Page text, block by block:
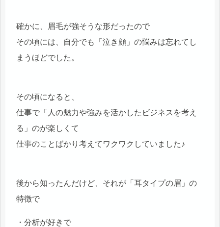
確かに、眉毛が強そうな形だったので
その頃には、自分でも「泣き顔」の悩みは忘れてし
まうほどでした。
その頃になると、
仕事で「人の魅力や強みを活かしたビジネスを考え
る」のが楽しくて
仕事のことばかり考えてワクワクしていました♪
後から知ったんだけど、それが「耳タイプの眉」の
特徴で
・分析が好きで